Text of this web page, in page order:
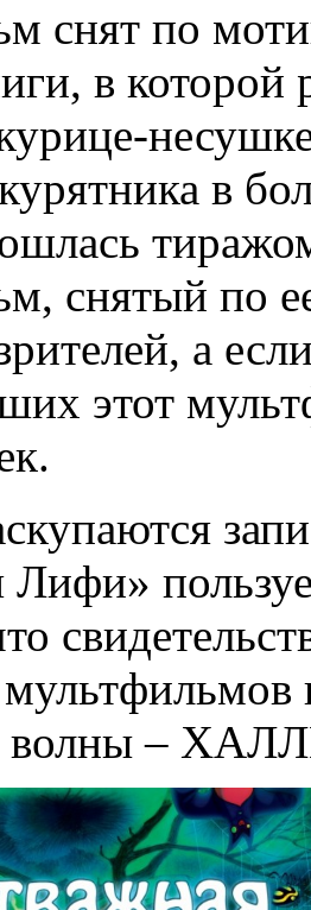
снят по
в которой
курятника в
снятый по
а
этот
волны –